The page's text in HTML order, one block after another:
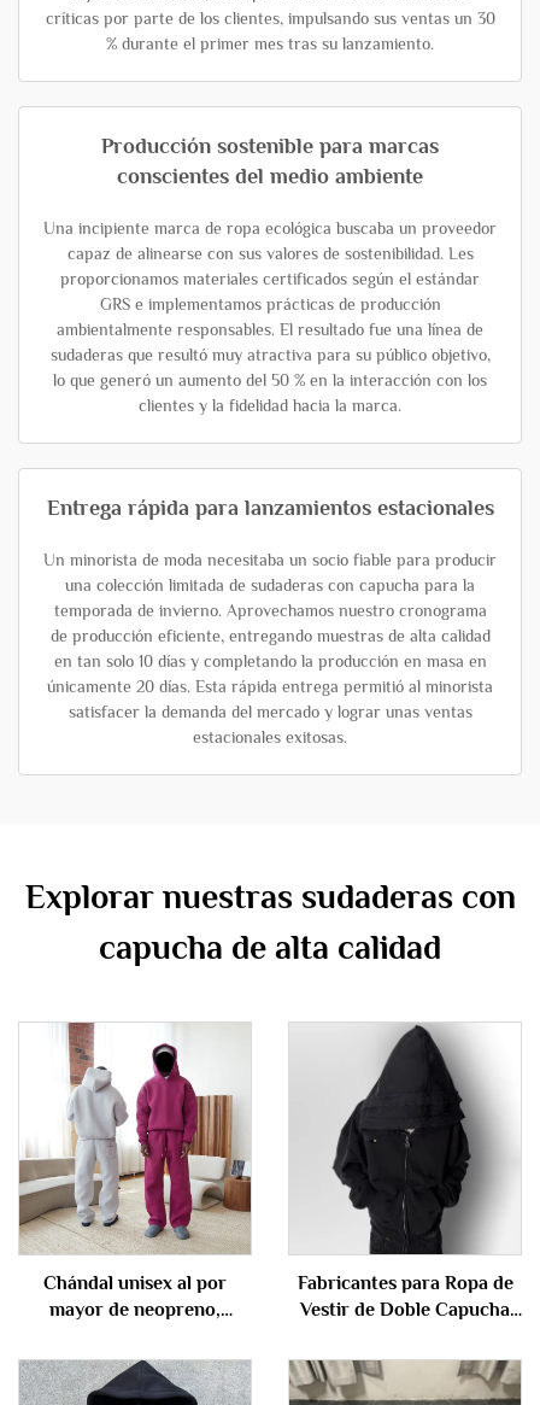
críticas por parte de los clientes, impulsando sus ventas un 30
% durante el primer mes tras su lanzamiento.
Producción sostenible para marcas
conscientes del medio ambiente
Una incipiente marca de ropa ecológica buscaba un proveedor
capaz de alinearse con sus valores de sostenibilidad. Les
proporcionamos materiales certificados según el estándar
GRS e implementamos prácticas de producción
ambientalmente responsables. El resultado fue una línea de
sudaderas que resultó muy atractiva para su público objetivo,
lo que generó un aumento del 50 % en la interacción con los
clientes y la fidelidad hacia la marca.
Entrega rápida para lanzamientos estacionales
Un minorista de moda necesitaba un socio fiable para producir
una colección limitada de sudaderas con capucha para la
temporada de invierno. Aprovechamos nuestro cronograma
de producción eficiente, entregando muestras de alta calidad
en tan solo 10 días y completando la producción en masa en
únicamente 20 días. Esta rápida entrega permitió al minorista
satisfacer la demanda del mercado y lograr unas ventas
estacionales exitosas.
Explorar nuestras sudaderas con
capucha de alta calidad
Chándal unisex al por
mayor de neopreno,
y sin estampado, conjunto
holgado y grande de
Fabricantes para Ropa de
Vestir de Doble Capucha
Desgastada Sudaderas con
Cremallera para Hombres